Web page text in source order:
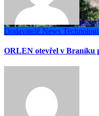
Dodavatelé News
ORLEN otevřel v Braníku